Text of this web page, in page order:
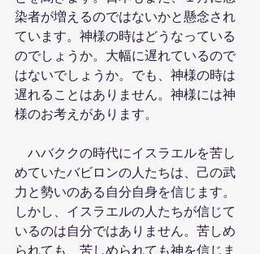
染者が増えるのではないかと懸念され
ています。神様の時はどうなっている
のでしょうか。大幅に遅れているので
はないでしょうか。でも、神様の時は
遅れることはありません。神様には神
様のお考えがあります。
ハバククの時代にイスラエルを苦し
めていたバビロンの人たちは、己の武
力と勢いのある自分自身を信じます。
しかし、イスラエルの人たちが信じて
いるのは自分ではありません。苦しめ
られても、苦しめられても神を信じま